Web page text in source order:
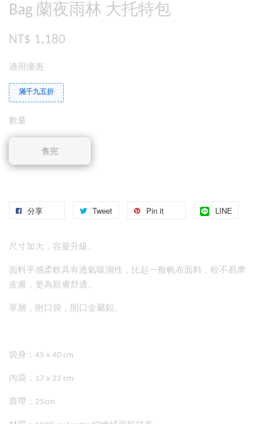
Bag 蘭夜雨林 大托特包
NT$ 1,180
適用優惠
滿千九五折
數量
售完
分享 Tweet Pin it LINE
尺寸加大，容量升級。
面料手感柔軟具有透氣吸濕性，比起一般帆布面料，較不易摩
皮膚，更為親膚舒適。
單層，附口袋，開口金屬釦。
袋身：45 x 40 cm
內袋：17 x 22 cm
肩帶：25cm